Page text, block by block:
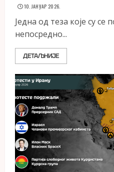
10. ЈАНУАР 2026.
Једна од теза које су се
непосредно...
ДЕТАЉНИЈЕ